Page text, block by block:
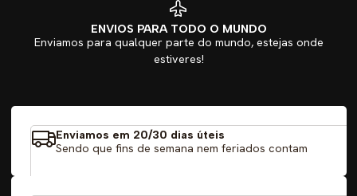
ENVIOS PARA TODO O MUNDO
Enviamos para qualquer parte do mundo, estejas onde
estiveres!
Enviamos em 20/30 dias úteis
Sendo que fins de semana nem feriados contam